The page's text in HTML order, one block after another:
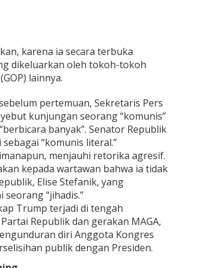
karena ia secara terbuka
dikeluarkan oleh tokoh-tokoh
lainnya.
pertemuan, Sekretaris Pers
kunjungan seorang “komunis”
banyak”. Senator Republik
“komunis literal.”
menjauhi retorika agresif.
kepada wartawan bahwa ia tidak
Elise Stefanik, yang
“jihadis.”
Trump terjadi di tengah
Republik dan gerakan MAGA,
diri Anggota Kongres
publik dengan Presiden.